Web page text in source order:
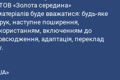
«Золота середина»
буде вважатися: будь-яке
наступне поширення,
включенням до
адаптація, переклад